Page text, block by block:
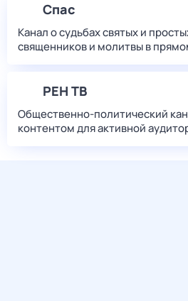
Спас
Канал о судьбах святых и
священников и молитвы в
РЕН ТВ
Общественно-политический
контентом для активной